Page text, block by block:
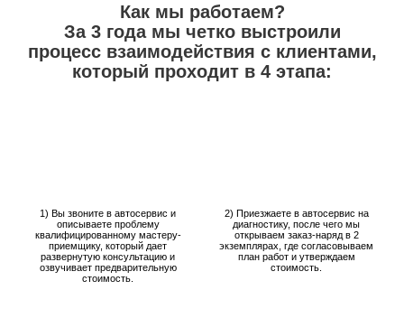
Как мы работаем?
За 3 года мы четко выстроили
процесс взаимодействия с клиентами,
который проходит в 4 этапа:
1) Вы звоните в автосервис и
описываете проблему
квалифицированному мастеру-
приемщику, который дает
развернутую консультацию и
озвучивает предварительную
стоимость.
2) Приезжаете в автосервис на
диагностику, после чего мы
открываем заказ-наряд в 2
экземплярах, где согласовываем
план работ и утверждаем
стоимость.